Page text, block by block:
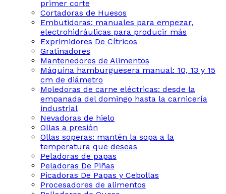
primer corte
Cortadoras de Huesos
Embutidoras: manuales para empezar,
electrohidráulicas para producir más
Exprimidores De Cítricos
Gratinadores
Mantenedores de Alimentos
Máquina hamburguesera manual: 10, 13 y 15
cm de diámetro
Moledoras de carne eléctricas: desde la
empanada del domingo hasta la carnicería
industrial
Nevadoras de hielo
Ollas a presión
Ollas soperas: mantén la sopa a la
temperatura que deseas
Peladoras de papas
Peladoras De Piñas
Picadoras De Papas y Cebollas
Procesadores de alimentos